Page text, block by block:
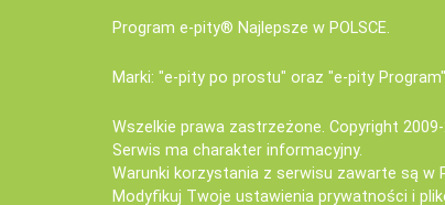
Program e-pity® Najlepsze w POLSCE.
Marki: "e-pity po prostu" oraz "e-pity
Wszelkie prawa zastrzeżone. Copyright
Serwis ma charakter informacyjny.
Warunki korzystania z serwisu zawarte są w
Modyfikuj Twoje ustawienia prywatności i